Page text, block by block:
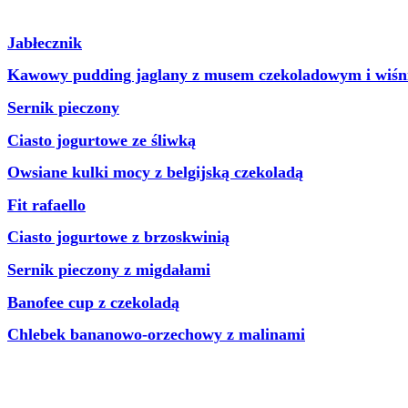
Jabłecznik
Kawowy pudding jaglany z musem czekoladowym i
Sernik pieczony
Ciasto jogurtowe ze śliwką
Owsiane kulki mocy z belgijską czekoladą
Fit rafaello
Ciasto jogurtowe z brzoskwinią
Sernik pieczony z migdałami
Banofee cup z czekoladą
Chlebek bananowo-orzechowy z malinami